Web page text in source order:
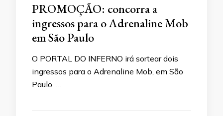
PROMOÇÃO: concorra a
ingressos para o Adrenaline Mob
em São Paulo
O PORTAL DO INFERNO irá sortear dois
ingressos para o Adrenaline Mob, em São
Paulo. …